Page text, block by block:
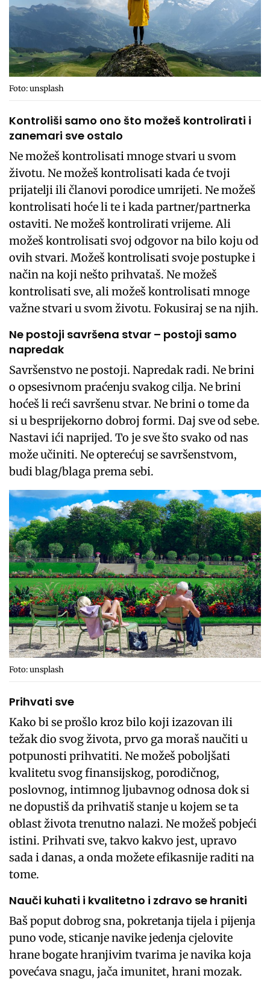
Foto: unsplash
Kontroliši samo ono što možeš kontrolirati i
zanemari sve ostalo
Ne možeš kontrolisati mnoge stvari u svom
životu. Ne možeš kontrolisati kada će tvoji
prijatelji ili članovi porodice umrijeti. Ne možeš
kontrolisati hoće li te i kada partner/partnerka
ostaviti. Ne možeš kontrolirati vrijeme. Ali
možeš kontrolisati svoj odgovor na bilo koju od
ovih stvari. Možeš kontrolisati svoje postupke i
način na koji nešto prihvataš. Ne možeš
kontrolisati sve, ali možeš kontrolisati mnoge
važne stvari u svom životu. Fokusiraj se na njih.
Ne postoji savršena stvar – postoji samo
napredak
Savršenstvo ne postoji. Napredak radi. Ne brini
o opsesivnom praćenju svakog cilja. Ne brini
hoćeš li reći savršenu stvar. Ne brini o tome da
si u besprijekorno dobroj formi. Daj sve od sebe.
Nastavi ići naprijed. To je sve što svako od nas
može učiniti. Ne opterećuj se savršenstvom,
budi blag/blaga prema sebi.
Foto: unsplash
Prihvati sve
Kako bi se prošlo kroz bilo koji izazovan ili
težak dio svog života, prvo ga moraš naučiti u
potpunosti prihvatiti. Ne možeš poboljšati
kvalitetu svog finansijskog, porodičnog,
poslovnog, intimnog ljubavnog odnosa dok si
ne dopustiš da prihvatiš stanje u kojem se ta
oblast života trenutno nalazi. Ne možeš pobjeći
istini. Prihvati sve, takvo kakvo jest, upravo
sada i danas, a onda možete efikasnije raditi na
tome.
Nauči kuhati i kvalitetno i zdravo se hraniti
Baš poput dobrog sna, pokretanja tijela i pijenja
puno vode, sticanje navike jedenja cjelovite
hrane bogate hranjivim tvarima je navika koja
povećava snagu, jača imunitet, hrani mozak.